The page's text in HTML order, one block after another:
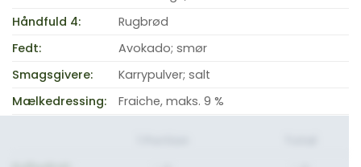
Håndfuld 4:
Rugbrød
Fedt:
Avokado; smør
Smagsgivere:
Karrypulver; salt
Mælkedressing:
Fraiche, maks. 9 %